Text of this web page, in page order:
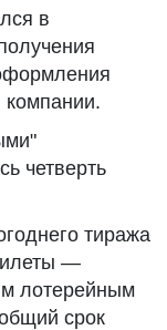
в
четверть
тиража
—
лотерейным
срок